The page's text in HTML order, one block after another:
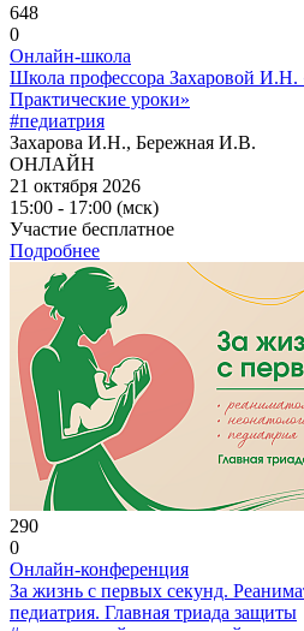
648
0
Онлайн-школа
Школа профессора Захаровой И.Н.
Практические уроки»
#педиатрия
Захарова И.Н., Бережная И.В.
ОНЛАЙН
21 октября 2026
15:00 - 17:00 (мск)
Участие бесплатное
Подробнее
290
0
Онлайн-конференция
За жизнь с первых секунд.
педиатрия. Главная триада защиты